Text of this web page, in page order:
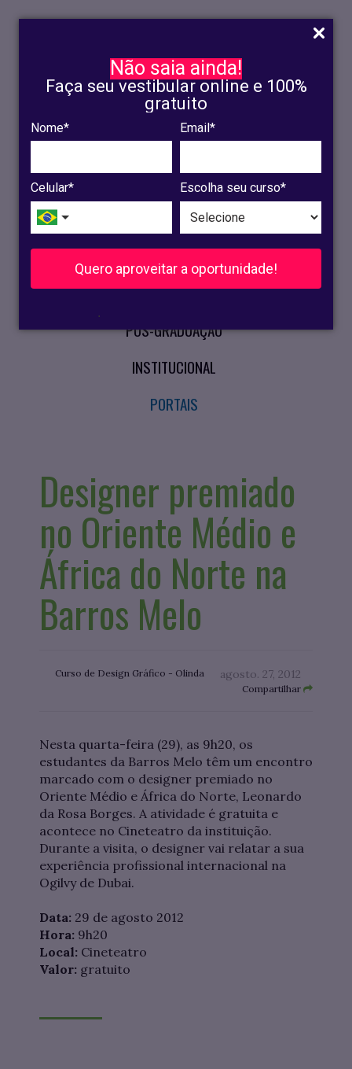
Não saia ainda!
Faça seu vestibular online e 100%
gratuito
Nome* Email*
Celular* Escolha seu curso*
Quero aproveitar a oportunidade!
.
INSCRIÇÃO
OLINDA
RECIFE
VESTIBULAR
CURSOS PRESENCIAIS
PÓS-GRADUAÇÃO
INSTITUCIONAL
PORTAIS
Designer premiado
no Oriente Médio e
África do Norte na
Barros Melo
Curso de Design Gráfico - Olinda agosto. 27, 2012
Compartilhar
Nesta quarta-feira (29), as 9h20, os
estudantes da Barros Melo têm um encontro
marcado com o designer premiado no
Oriente Médio e África do Norte, Leonardo
da Rosa Borges. A atividade é gratuita e
acontece no Cineteatro da instituição.
Durante a visita, o designer vai relatar a sua
experiência profissional internacional na
Ogilvy de Dubai.
Data: 29 de agosto 2012
Hora: 9h20
Local: Cineteatro
Valor: gratuito